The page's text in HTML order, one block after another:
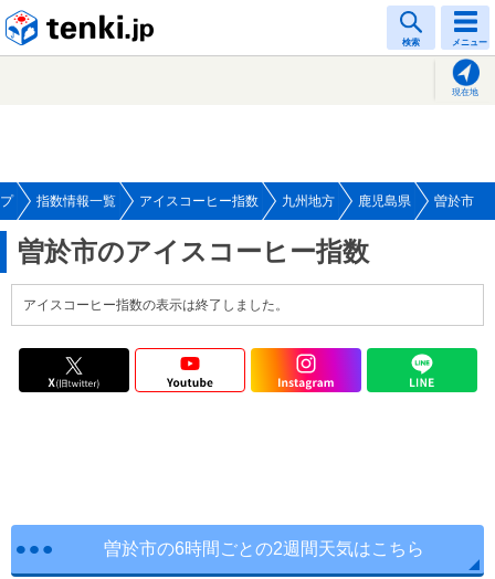
検索 メニュー
現在地
指数情報一覧 アイスコーヒー指数 九州地方 鹿児島県 曽於市
曽於市のアイスコーヒー指数
アイスコーヒー指数の表示は終了しました。
曽於市の6時間ごとの2週間天気はこちら